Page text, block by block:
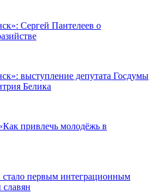
Сергей Пантелеев о
выступление депутата Госдумы
Белика
привлечь молодёжь в
первым интеграционным